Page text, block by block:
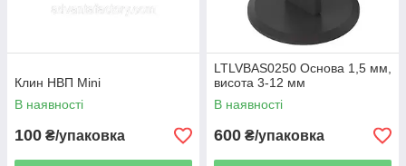
Клин НВП Mini
В наявності
100 ₴/упаковка
LTLVBAS0250 Основа 1,5 мм,
висота 3-12 мм
В наявності
600 ₴/упаковка